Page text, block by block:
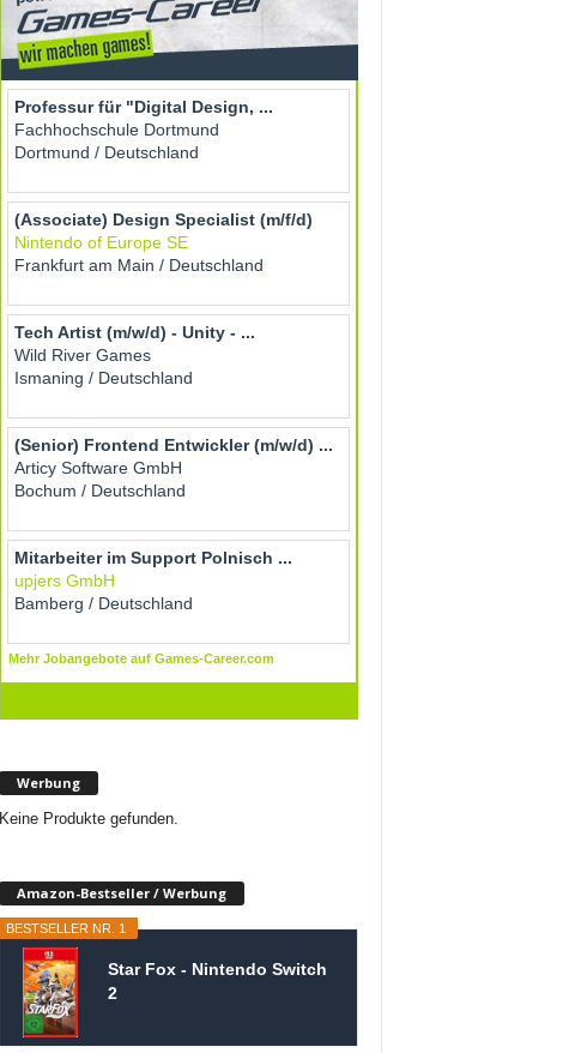
Werbung
Keine Produkte gefunden.
Amazon-Bestseller / Werbung
BESTSELLER NR. 1
Star Fox - Nintendo Switch
2